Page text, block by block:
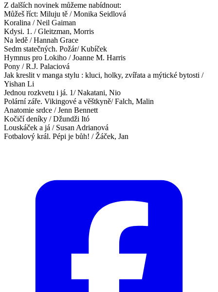
Z dalších novinek můžeme nabídnout:
Můžeš říct: Miluju tě / Monika Seidlová
Koralina / Neil Gaiman
Kdysi. 1. / Gleitzman, Morris
Na ledě / Hannah Grace
Sedm statečných. Požár/ Kubíček
Hymnus pro Lokiho / Joanne M. Harris
Pony / R.J. Palaciová
Jak kreslit v manga stylu : kluci, holky, zvířata a mýtické bytosti /
Yishan Li
Jednou rozkvetu i já. 1/ Nakatani, Nio
Polární záře. Vikingové a věštkyně/ Falch, Malin
Anatomie srdce / Jenn Bennett
Kočičí deníky / Džundži Itó
Louskáček a já / Susan Adrianová
Fotbalový král. Pépi je bůh! / Žáček, Jan